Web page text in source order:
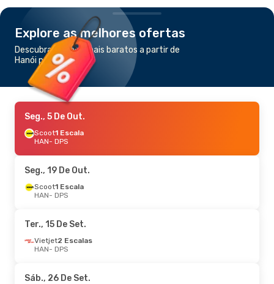
Explore as melhores ofertas
Descubra os voos mais baratos a partir de
Hanói para Bali
Seg., 5 De Out.
Scoot1 Escala
HAN- DPS
Seg., 19 De Out.
Scoot1 Escala
HAN- DPS
Ter., 15 De Set.
Vietjet2 Escalas
HAN- DPS
Sáb., 26 De Set.